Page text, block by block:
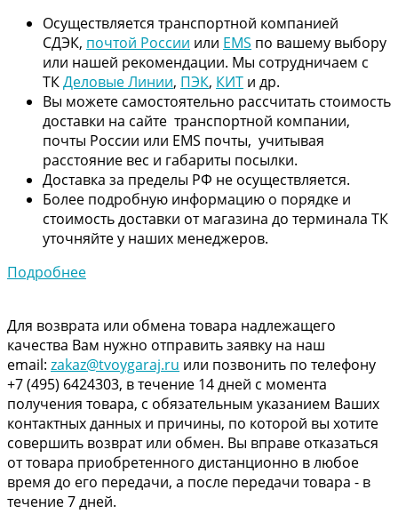
Осуществляется транспортной компанией
СДЭК, почтой России или EMS по вашему выбору
или нашей рекомендации. Мы сотрудничаем с
ТКДеловые Линии, ПЭК, КИТ и др.
Вы можете самостоятельно рассчитать стоимость
доставки на сайте транспортной компании,
почты России или EMS почты, учитывая
расстояние вес и габариты посылки.
Доставка за пределы РФ не осуществляется.
Более подробную информацию о порядке и
стоимость доставки от магазина до терминала ТК
уточняйте у наших менеджеров.
Подробнее
Для возврата или обмена товара надлежащего
качества Вам нужно отправить заявку на наш
email: zakaz@tvoygaraj.ru или позвонить по телефону
+7 (495) 6424303, в течение 14 дней с момента
получения товара, с обязательным указанием Ваших
контактных данных и причины, по которой вы хотите
совершить возврат или обмен. Вы вправе отказаться
от товара приобретенного дистанционно в любое
время до его передачи, а после передачи товара - в
течение 7 дней.